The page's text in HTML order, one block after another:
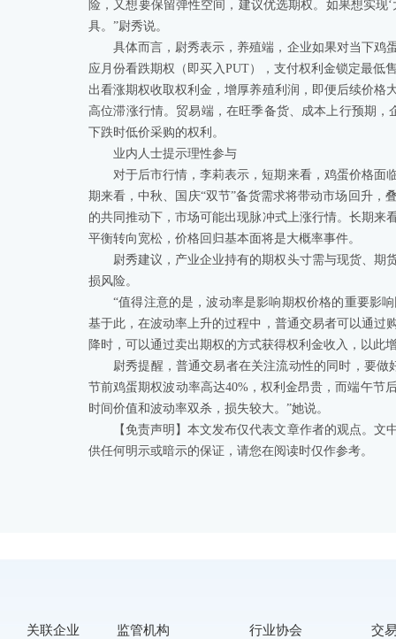
险，又想要保留弹性空间，建议优选期权。如果想实现
具。”尉秀说。
具体而言，尉秀表示，养殖端，企业如果对当下鸡
应月份看跌期权（即买入PUT），支付权利金锁定最低
出看涨期权收取权利金，增厚养殖利润，即便后续价格
高位滞涨行情。贸易端，在旺季备货、成本上行预期
下跌时低价采购的权利。
业内人士提示理性参与
对于后市行情，李莉表示，短期来看，鸡蛋价格面
期来看，中秋、国庆“双节”备货需求将带动市场回升
的共同推动下，市场可能出现脉冲式上涨行情。长期来
平衡转向宽松，价格回归基本面将是大概率事件。
尉秀建议，产业企业持有的期权头寸需与现货、期
损风险。
“值得注意的是，波动率是影响期权价格的重要影
基于此，在波动率上升的过程中，普通交易者可以通过
降时，可以通过卖出期权的方式获得权利金收入，以此
尉秀提醒，普通交易者在关注流动性的同时，要
节前鸡蛋期权波动率高达40%，权利金昂贵，而端午节
时间价值和波动率双杀，损失较大。”她说。
【免责声明】本文发布仅代表文章作者的观点。
供任何明示或暗示的保证，请您在阅读时仅作参考。
关联企业 监管机构 行业协会 交